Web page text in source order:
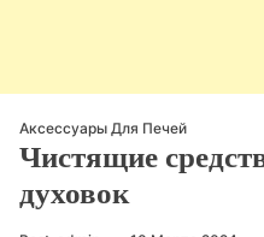
Аксессуары Для Печей
Чистящие
духовок